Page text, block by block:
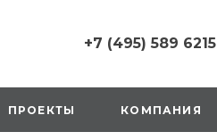
+7 (495) 589 6215
+7 (495) 589 6215
г. Москва, Русаковская
ул., д.1, вход с улицы со
стороны ТТК
ПРОЕКТЫ КОМПАНИЯ